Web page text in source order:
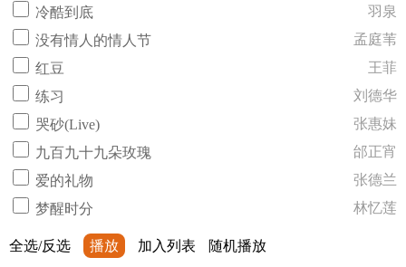
冷酷到底
羽泉
没有情人的情人节
孟庭苇
红豆
王菲
练习
刘德华
哭砂(Live)
张惠妹
九百九十九朵玫瑰
邰正宵
爱的礼物
张德兰
梦醒时分
林忆莲
全选/反选 播放 加入列表 随机播放